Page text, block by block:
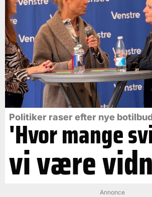
Politiker raser efter nye
'Hvor mange
vi være
Annonce